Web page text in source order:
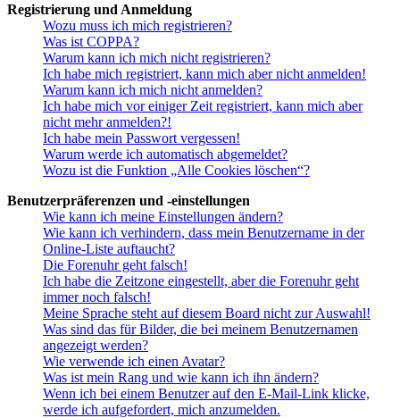
Registrierung und Anmeldung
Wozu muss ich mich registrieren?
Was ist COPPA?
Warum kann ich mich nicht registrieren?
Ich habe mich registriert, kann mich aber nicht anmelden!
Warum kann ich mich nicht anmelden?
Ich habe mich vor einiger Zeit registriert, kann mich aber
nicht mehr anmelden?!
Ich habe mein Passwort vergessen!
Warum werde ich automatisch abgemeldet?
Wozu ist die Funktion „Alle Cookies löschen“?
Benutzerpräferenzen und -einstellungen
Wie kann ich meine Einstellungen ändern?
Wie kann ich verhindern, dass mein Benutzername in der
Online-Liste auftaucht?
Die Forenuhr geht falsch!
Ich habe die Zeitzone eingestellt, aber die Forenuhr geht
immer noch falsch!
Meine Sprache steht auf diesem Board nicht zur Auswahl!
Was sind das für Bilder, die bei meinem Benutzernamen
angezeigt werden?
Wie verwende ich einen Avatar?
Was ist mein Rang und wie kann ich ihn ändern?
Wenn ich bei einem Benutzer auf den E-Mail-Link klicke,
werde ich aufgefordert, mich anzumelden.